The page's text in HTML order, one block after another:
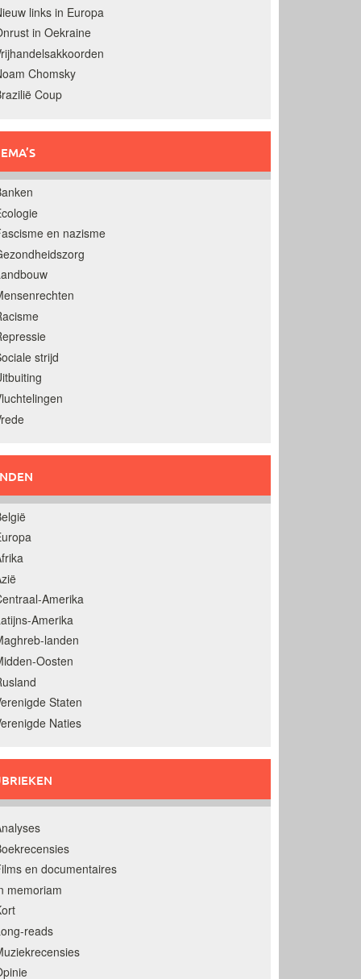
links in Europa
in Oekraine
Chomsky
Coup
en nazisme
strijd
Amerika
Amerika
landen
Oosten
Staten
Naties
en documentaires
memoriam
reads